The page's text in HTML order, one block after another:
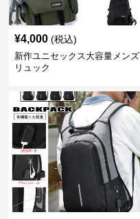
¥4,000 (税込)
新作ユニセックス大容量メンズ
リュック